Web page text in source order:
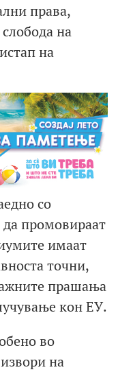
права,
на
на
со
промовираат
имаат
точни,
прашања
кон ЕУ.
во
на